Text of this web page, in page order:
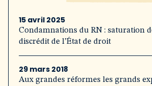
15 avril 2025
Condamnations du RN : saturation
discrédit de l’État de droit
29 mars 2018
Aux grandes réformes les grands